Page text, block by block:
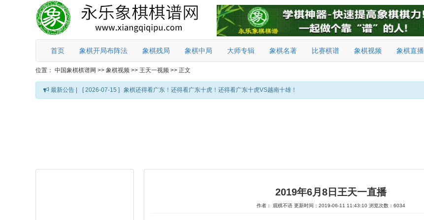
首页 象棋开局布阵法 象棋残局 象棋中局 大师专辑 象棋名著 比赛棋谱 象棋视频 象棋直播
位置： 中国象棋棋谱网 >> 象棋视频 >> 王天一视频 >> 正文
最新公告 | [ 2026-07-15 ] 象棋还得看广东！还得看广东十虎！还得看广东十虎VS越南十雄！
2019年6月8日王天一直播
作者： 观棋不语 更新时间：2019-06-11 11:43:10 浏览次数：6034